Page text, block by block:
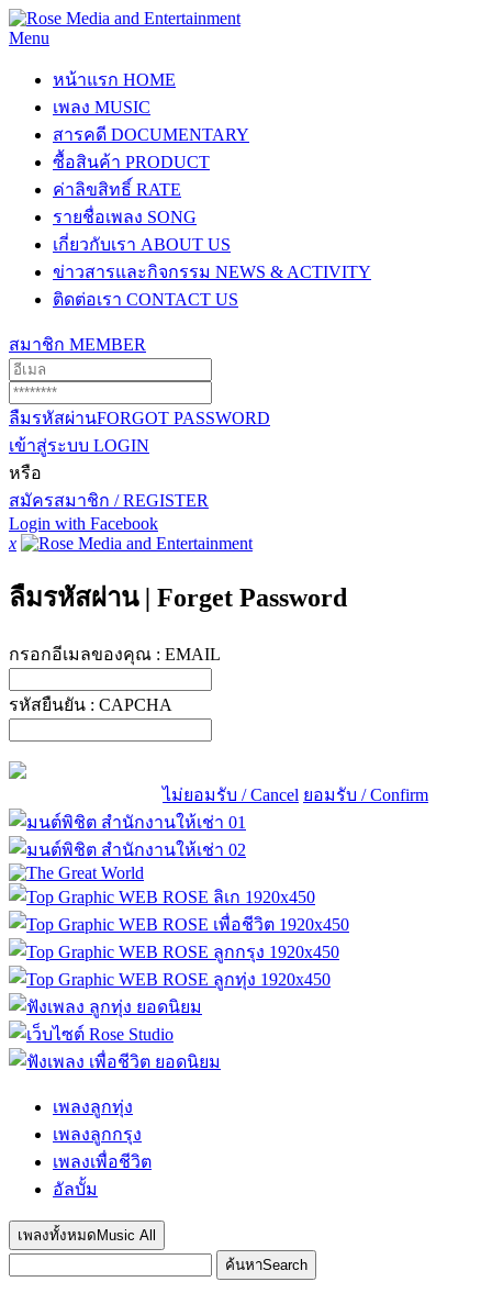
Menu
หน้าแรก HOME
เพลง MUSIC
สารคดี DOCUMENTARY
ซื้อสินค้า PRODUCT
ค่าลิขสิทธิ์ RATE
รายชื่อเพลง SONG
เกี่ยวกับเรา ABOUT US
ข่าวสารและกิจกรรม NEWS & ACTIVITY
ติดต่อเรา CONTACT US
สมาชิก MEMBER
ลืมรหัสผ่านFORGOT PASSWORD
เข้าสู่ระบบ LOGIN
หรือ
สมัครสมาชิก / REGISTER
Login with Facebook
x
ลืมรหัสผ่าน | Forget Password
กรอกอีเมลของคุณ : EMAIL
รหัสยืนยัน : CAPCHA
ไม่ยอมรับ / Cancel ยอมรับ / Confirm
เพลงลูกทุ่ง
เพลงลูกกรุง
เพลงเพื่อชีวิต
อัลบั้ม
เพลงทั้งหมด Music All
ค้นหาSearch